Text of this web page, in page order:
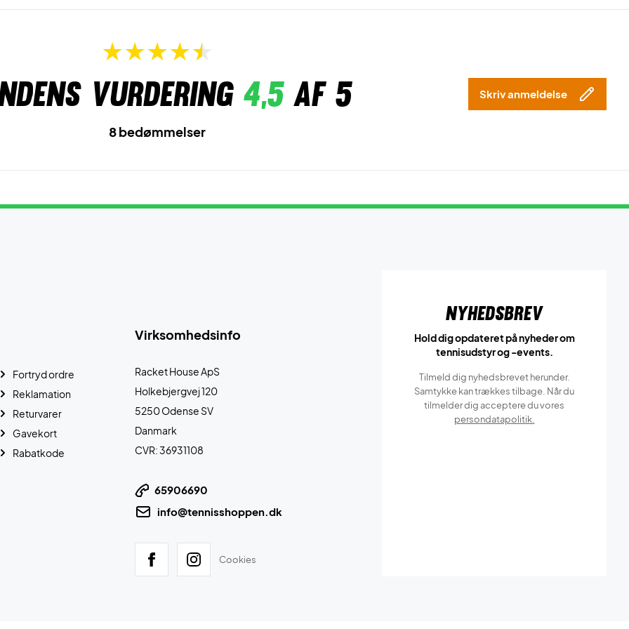
vurdering 4,5af 5 Skriv anmeldelse
8 bedømmelser
Virksomhedsinfo
Racket House ApS
Holkebjergvej 120
5250 Odense SV
Danmark
CVR: 36931108
65906690
info@tennisshoppen.dk
Cookies
Fortryd ordre
Reklamation
Returvarer
Gavekort
Rabatkode
Nyhedsbrev
Hold dig opdateret på nyheder om
tennisudstyr og -events.
Tilmeld dig nyhedsbrevet herunder.
Samtykke kan trækkes tilbage. Når du
tilmelder dig acceptere du vores
persondatapolitik.